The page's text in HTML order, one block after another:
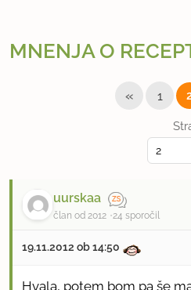
MNENJA O
« 1
uurskaa
član od 2012 24 sporočil
19.11.2012 ob 14:50
Hvala, potem bom pa še